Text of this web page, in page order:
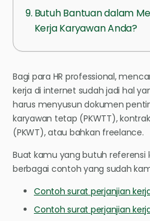
Butuh Bantuan dalam
Kerja Karyawan Anda?
Bagi para HR professional,
kerja di internet sudah jadi hal
harus menyusun dokumen
karyawan tetap (PKWTT),
(PKWT), atau bahkan freelance.
Buat kamu yang butuh referensi
berbagai contoh yang sudah
Contoh surat perjanjian
Contoh surat perjanjian